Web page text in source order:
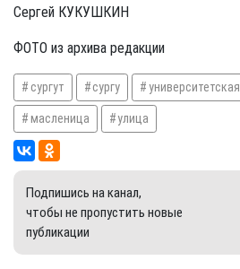
Сергей КУКУШКИН
ФОТО из архива редакции
сургут сургу университетская
масленица улица
Подпишись на канал,
чтобы не пропустить новые
публикации